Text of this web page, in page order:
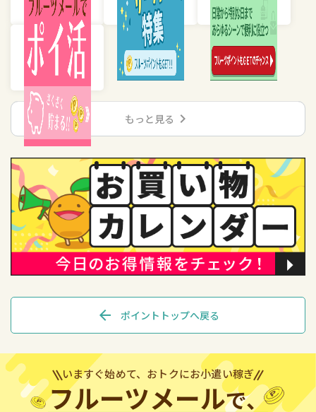
もっと見る chevron_right
arrow_back ポイントトップへ戻る
いますぐ始めて、おトクにお小遣い稼ぎ
フルーツメールで、